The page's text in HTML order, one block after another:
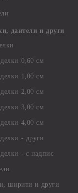
дантели и други
0,60 см
1,00 см
2,00 см
3,00 см
4,00 см
- други
- с надпис
ширити и други